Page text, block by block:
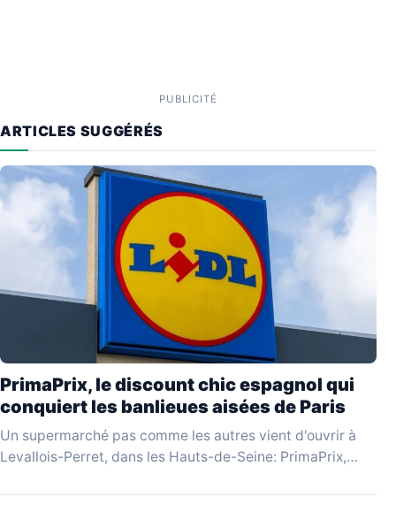
PUBLICITÉ
ARTICLES SUGGÉRÉS
PrimaPrix, le discount chic espagnol qui
conquiert les banlieues aisées de Paris
Un supermarché pas comme les autres vient d'ouvrir à
Levallois-Perret, dans les Hauts-de-Seine: PrimaPrix,
chic», attire une…